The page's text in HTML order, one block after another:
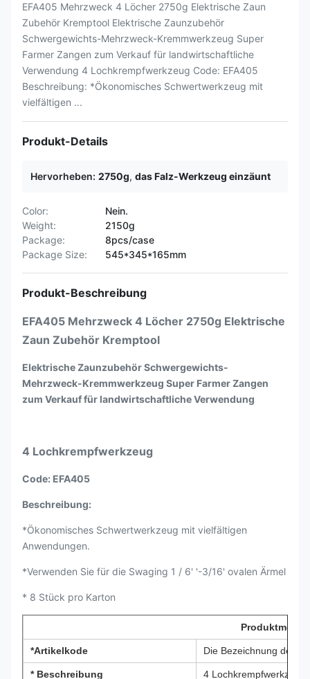
EFA405 Mehrzweck 4 Löcher 2750g Elektrische Zaun
Zubehör Kremptool Elektrische Zaunzubehör
Schwergewichts-Mehrzweck-Kremmwerkzeug Super
Farmer Zangen zum Verkauf für landwirtschaftliche
Verwendung 4 Lochkrempfwerkzeug Code: EFA405
Beschreibung: *Ökonomisches Schwertwerkzeug mit
vielfältigen ...
Produkt-Details
Hervorheben: 2750g, das Falz-Werkzeug einzäunt
Color:
Nein.
Weight:
2150g
Package:
8pcs/case
Package Size:
545*345*165mm
Produkt-Beschreibung
EFA405 Mehrzweck 4 Löcher 2750g Elektrische
Zaun Zubehör Kremptool
Elektrische Zaunzubehör Schwergewichts-
Mehrzweck-Kremmwerkzeug Super Farmer Zangen
zum Verkauf für landwirtschaftliche Verwendung
4 Lochkrempfwerkzeug
Code: EFA405
Beschreibung:
*Ökonomisches Schwertwerkzeug mit vielfältigen
Anwendungen.
*Verwenden Sie für die Swaging 1 / 6' '-3/16' ovalen Ärmel
* 8 Stück pro Karton
*Artikelkode Die Bezeichnung des
* Beschreibung 4 Lochkrempfwerkzeug